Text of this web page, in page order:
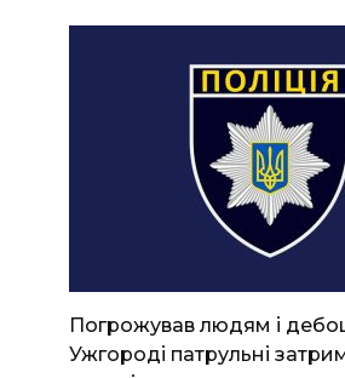
Погрожував людям і
Ужгороді патрульні